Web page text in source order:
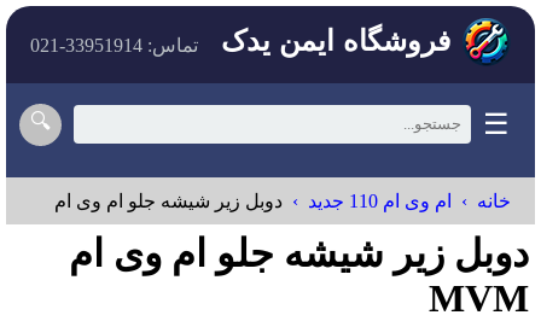
فروشگاه ایمن یدک تماس: 33951914-021
☰
🔍
خانه ام وی ام 110 جدید دوبل زیر شیشه جلو ام وی ام
دوبل زیر شیشه جلو ام وی ام
MVM